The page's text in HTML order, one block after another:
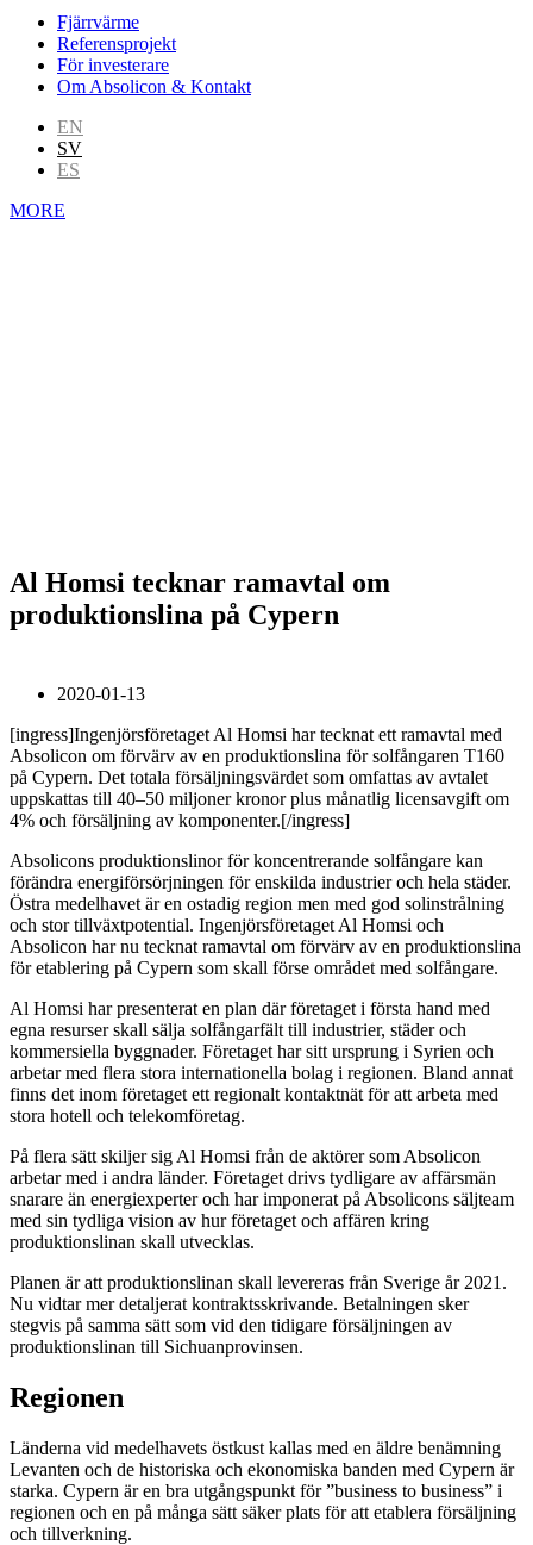
Fjärrvärme
Referensprojekt
För investerare
Om Absolicon & Kontakt
EN
SV
ES
MORE
Al Homsi tecknar ramavtal om
produktionslina på Cypern
2020-01-13
[ingress]Ingenjörsföretaget Al Homsi har tecknat ett ramavtal med
Absolicon om förvärv av en produktionslina för solfångaren T160
på Cypern. Det totala försäljningsvärdet som omfattas av avtalet
uppskattas till 40–50 miljoner kronor plus månatlig licensavgift om
4% och försäljning av komponenter.[/ingress]
Absolicons produktionslinor för koncentrerande solfångare kan
förändra energiförsörjningen för enskilda industrier och hela städer.
Östra medelhavet är en ostadig region men med god solinstrålning
och stor tillväxtpotential. Ingenjörsföretaget Al Homsi och
Absolicon har nu tecknat ramavtal om förvärv av en produktionslina
för etablering på Cypern som skall förse området med solfångare.
Al Homsi har presenterat en plan där företaget i första hand med
egna resurser skall sälja solfångarfält till industrier, städer och
kommersiella byggnader. Företaget har sitt ursprung i Syrien och
arbetar med flera stora internationella bolag i regionen. Bland annat
finns det inom företaget ett regionalt kontaktnät för att arbeta med
stora hotell och telekomföretag.
På flera sätt skiljer sig Al Homsi från de aktörer som Absolicon
arbetar med i andra länder. Företaget drivs tydligare av affärsmän
snarare än energiexperter och har imponerat på Absolicons säljteam
med sin tydliga vision av hur företaget och affären kring
produktionslinan skall utvecklas.
Planen är att produktionslinan skall levereras från Sverige år 2021.
Nu vidtar mer detaljerat kontraktsskrivande. Betalningen sker
stegvis på samma sätt som vid den tidigare försäljningen av
produktionslinan till Sichuanprovinsen.
Regionen
Länderna vid medelhavets östkust kallas med en äldre benämning
Levanten och de historiska och ekonomiska banden med Cypern är
starka. Cypern är en bra utgångspunkt för ”business to business” i
regionen och en på många sätt säker plats för att etablera försäljning
och tillverkning.